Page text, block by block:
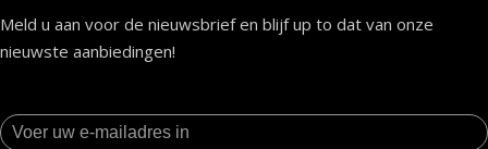
Meld u aan voor de nieuwsbrief en blijf up to dat van onze
nieuwste aanbiedingen!